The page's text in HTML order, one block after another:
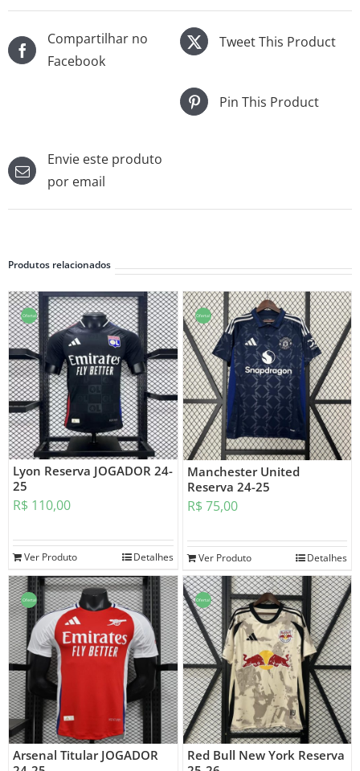
Compartilhar no
Facebook
Tweet This Product
Pin This Product
Envie este produto
por email
Produtos relacionados
Oferta!
Lyon Reserva JOGADOR 24-
25
R$ 110,00
Ver Produto Detalhes
Oferta!
Manchester United
Reserva 24-25
R$ 75,00
Ver Produto Detalhes
Oferta!
Arsenal Titular JOGADOR
Oferta!
Red Bull New York Reserva